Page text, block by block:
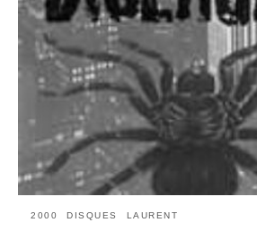
2000 DISQUES LAURENT